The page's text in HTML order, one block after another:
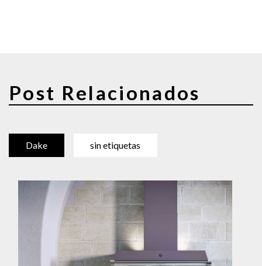
Post Relacionados
Dake sin etiquetas